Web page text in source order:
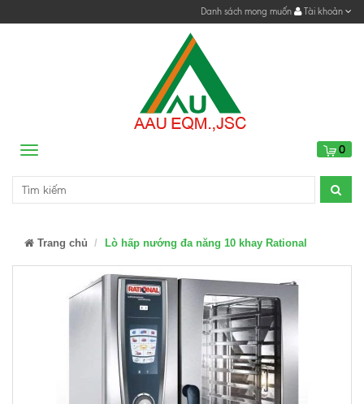
Danh sách mong muốn Tài khoản
Menu 0
Trang chủ Lò hấp nướng đa năng 10 khay Rational